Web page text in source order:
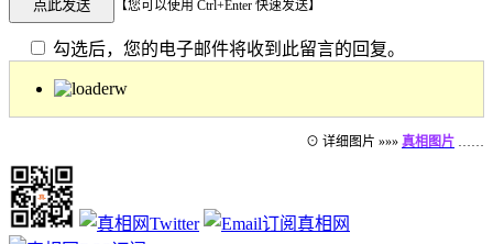
【您可以使用 Ctrl+Enter 快速发送】
勾选后，您的电子邮件将收到此留言的回复。
⊙ 详细图片 »»» 真相图片 ……